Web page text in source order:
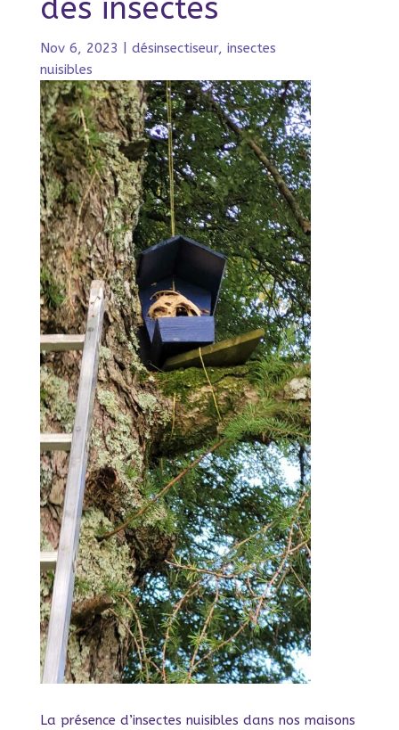
des insectes
Nov 6, 2023 désinsectiseur, insectes
nuisibles
La présence d’insectes nuisibles dans nos maisons